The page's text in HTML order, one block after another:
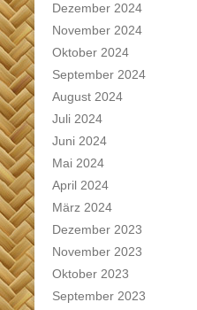
Dezember 2024
November 2024
Oktober 2024
September 2024
August 2024
Juli 2024
Juni 2024
Mai 2024
April 2024
März 2024
Dezember 2023
November 2023
Oktober 2023
September 2023